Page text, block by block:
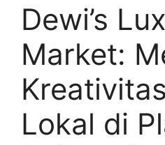
Dewi’s
Market:
Lokal di